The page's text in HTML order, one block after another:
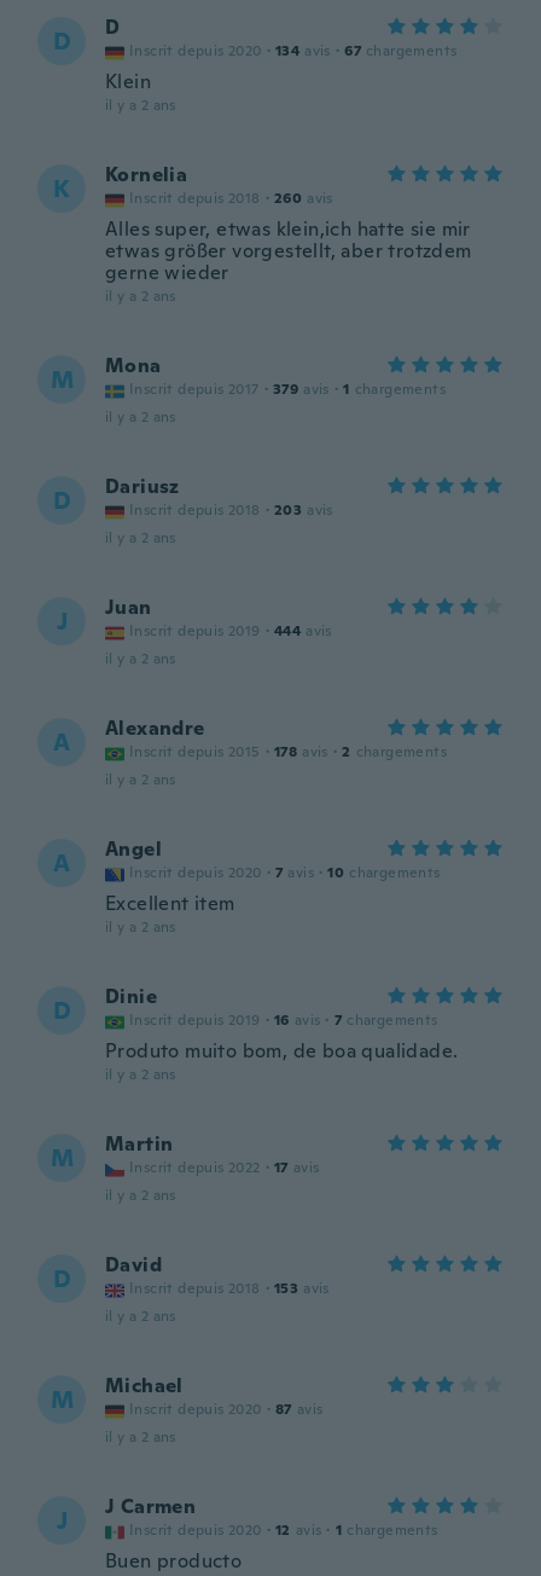
D D
Inscrit depuis 2020 · 134 avis · 67 chargements
Klein
il y a 2 ans
K Kornelia
Inscrit depuis 2018 · 260 avis
Alles super, etwas klein,ich hatte sie mir
etwas größer vorgestellt, aber trotzdem
gerne wieder
il y a 2 ans
M Mona
Inscrit depuis 2017 · 379 avis · 1 chargements
il y a 2 ans
D Dariusz
Inscrit depuis 2018 · 203 avis
il y a 2 ans
J Juan
Inscrit depuis 2019 · 444 avis
il y a 2 ans
A Alexandre
Inscrit depuis 2015 · 178 avis · 2 chargements
il y a 2 ans
A Angel
Inscrit depuis 2020 · 7 avis · 10 chargements
Excellent item
il y a 2 ans
D Dinie
Inscrit depuis 2019 · 16 avis · 7 chargements
Produto muito bom, de boa qualidade.
il y a 2 ans
M Martin
Inscrit depuis 2022 · 17 avis
il y a 2 ans
D David
Inscrit depuis 2018 · 153 avis
il y a 2 ans
M Michael
Inscrit depuis 2020 · 87 avis
il y a 2 ans
J J Carmen
Inscrit depuis 2020 · 12 avis · 1 chargements
Buen producto